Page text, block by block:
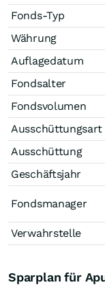
Fonds-Typ
Währung
Auflagedatum
Fondsalter
Fondsvolumen
Ausschüttungsart
Ausschüttung
Geschäftsjahr
Fondsmanager
Verwahrstelle
Sparplan für